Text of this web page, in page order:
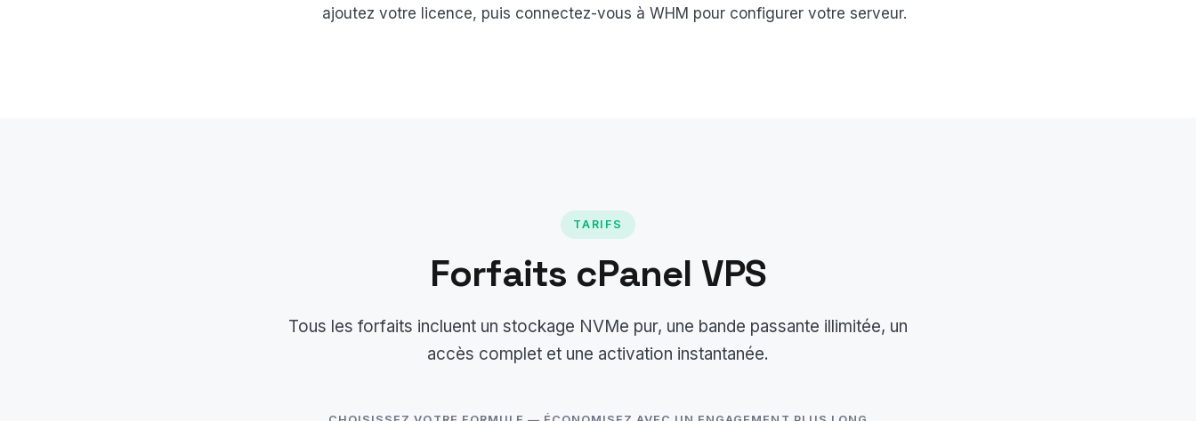
ajoutez votre licence, puis connectez-vous à WHM pour configurer votre serveur.
TARIFS
Forfaits cPanel VPS
Tous les forfaits incluent un stockage NVMe pur, une bande passante illimitée, un
accès complet et une activation instantanée.